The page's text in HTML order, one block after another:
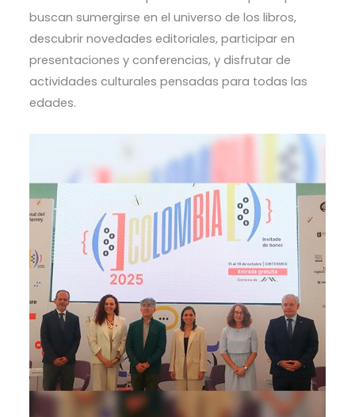
buscan sumergirse en el universo de los libros,
descubrir novedades editoriales, participar en
presentaciones y conferencias, y disfrutar de
actividades culturales pensadas para todas las
edades.